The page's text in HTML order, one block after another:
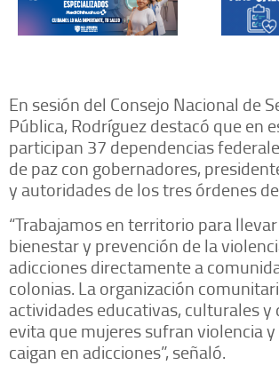
En sesión del Consejo Nacional de
Pública, Rodríguez destacó que en
participan 37 dependencias
de paz con gobernadores,
y autoridades de los tres órdenes
“Trabajamos en territorio para
bienestar y prevención de la
adicciones directamente a
colonias. La organización
actividades educativas, culturales y
evita que mujeres sufran violencia
caigan en adicciones”, señaló.